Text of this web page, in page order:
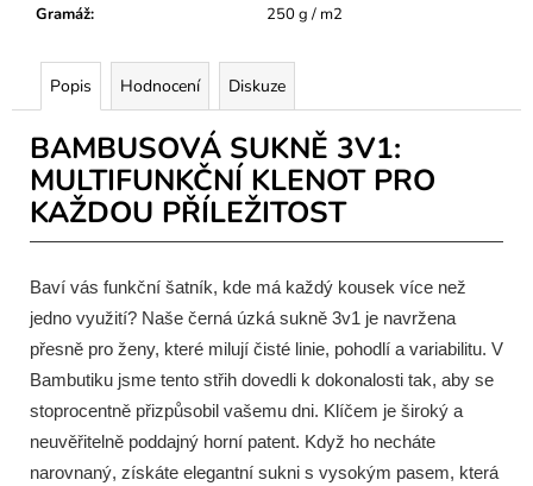
Gramáž: 250 g / m2
Popis Hodnocení Diskuze
BAMBUSOVÁ SUKNĚ 3V1:
MULTIFUNKČNÍ KLENOT PRO
KAŽDOU PŘÍLEŽITOST
Baví vás funkční šatník, kde má každý kousek více než
jedno využití? Naše černá úzká sukně 3v1 je navržena
přesně pro ženy, které milují čisté linie, pohodlí a variabilitu. V
Bambutiku jsme tento střih dovedli k dokonalosti tak, aby se
stoprocentně přizpůsobil vašemu dni. Klíčem je široký a
neuvěřitelně poddajný horní patent. Když ho necháte
narovnaný, získáte elegantní sukni s vysokým pasem, která